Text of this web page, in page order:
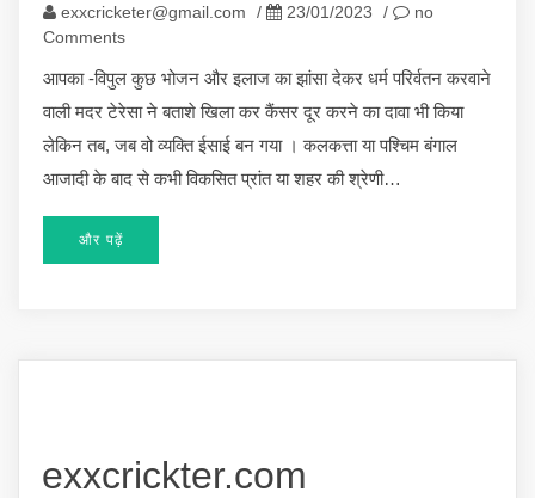
exxcricketer@gmail.com / 23/01/2023 /
no
Comments
आपका -विपुल कुछ भोजन और इलाज का झांसा देकर धर्म परिर्वतन करवाने
वाली मदर टेरेसा ने बताशे खिला कर कैंसर दूर करने का दावा भी किया
लेकिन तब, जब वो व्यक्ति ईसाई बन गया । कलकत्ता या पश्चिम बंगाल
आजादी के बाद से कभी विकसित प्रांत या शहर की श्रेणी…
और पढ़ें
exxcrickter.com